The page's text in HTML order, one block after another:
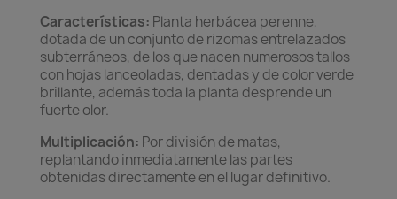
Características: Planta herbácea perenne,
dotada de un conjunto de rizomas entrelazados
subterráneos, de los que nacen numerosos tallos
con hojas lanceoladas, dentadas y de color verde
brillante, además toda la planta desprende un
fuerte olor.
Multiplicación: Por división de matas,
replantando inmediatamente las partes
obtenidas directamente en el lugar definitivo.